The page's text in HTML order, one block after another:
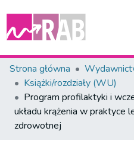
Zespoły i Kolekcje
Statystyka
Całe Repozytorium
Strona główna
Książki/rozdziały (WU)
Program profilaktyki i
układu krążenia w praktyce
zdrowotnej